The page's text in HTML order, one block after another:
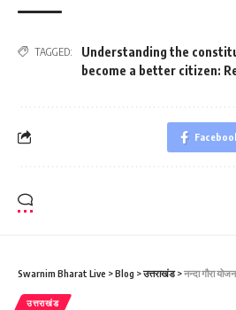
TAGGED:
Understanding the
become a better citizen:
Swarnim Bharat Live >Blog >उत्तराखंड>नन्दा गौरा योजना के 40 हजार 504
उत्तराखंड